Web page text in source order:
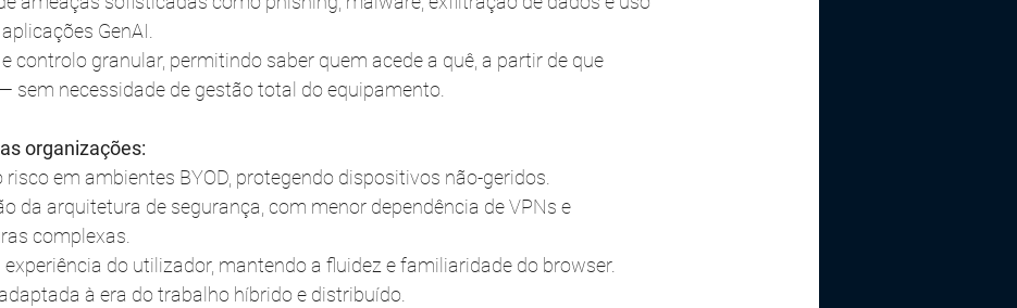
GenAI.
controlo granular, permitindo saber quem acede a quê, a partir de que
sem necessidade de gestão total do equipamento.
organizações:
risco em ambientes BYOD, protegendo dispositivos não-geridos.
da arquitetura de segurança, com menor dependência de VPNs e
complexas.
experiência do utilizador, mantendo a fluidez e familiaridade do browser.
à era do trabalho híbrido e distribuído.